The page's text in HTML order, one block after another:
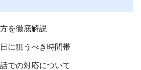
を徹底解説
に狙うべき時間帯
での対応について